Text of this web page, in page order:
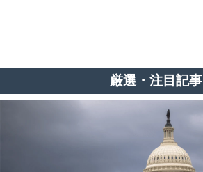
厳選・注目記事